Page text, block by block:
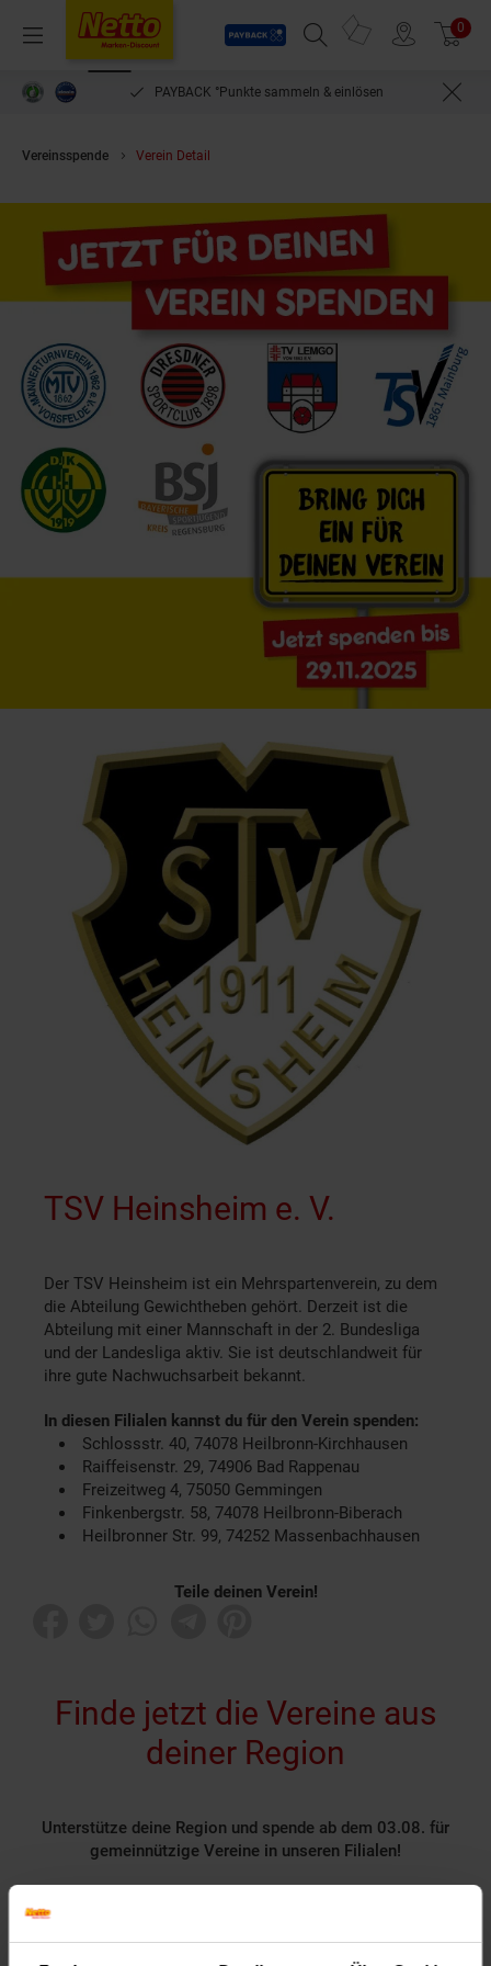
Menü
Payback
Suchfeld einblenden
Prospekte 0
PAYBACK °Punkte sammeln & einlösen
Vereinsspende Verein Detail
TSV Heinsheim e. V.
Der TSV Heinsheim ist ein Mehrspartenverein, zu dem
die Abteilung Gewichtheben gehört. Derzeit ist die
Abteilung mit einer Mannschaft in der 2. Bundesliga
und der Landesliga aktiv. Sie ist deutschlandweit für
ihre gute Nachwuchsarbeit bekannt.
In diesen Filialen kannst du für den Verein spenden:
Schlossstr. 40, 74078 Heilbronn-Kirchhausen
Raiffeisenstr. 29, 74906 Bad Rappenau
Freizeitweg 4, 75050 Gemmingen
Finkenbergstr. 58, 74078 Heilbronn-Biberach
Heilbronner Str. 99, 74252 Massenbachhausen
Teile deinen Verein!
Finde jetzt die Vereine aus
deiner Region
Unterstütze deine Region und spende ab dem 03.08. für
gemeinnützige Vereine in unseren Filialen!
Unterstützung.